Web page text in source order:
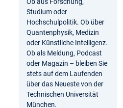
Studium oder
Hochschulpolitik. Ob über
Quantenphysik, Medizin
oder Künstliche Intelligenz.
Ob als Meldung, Podcast
oder Magazin – bleiben Sie
stets auf dem Laufenden
über das Neueste von der
Technischen Universität
München.